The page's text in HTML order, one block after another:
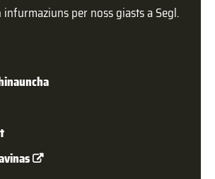
per noss giasts a Segl.